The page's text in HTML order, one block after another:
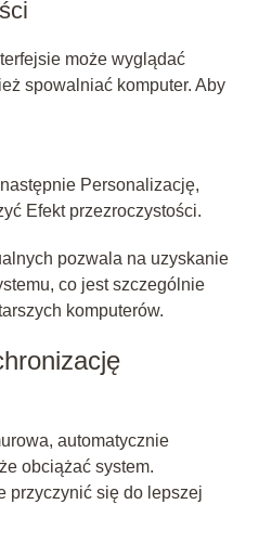
może wyglądać
spowalniać komputer. Aby
Personalizację,
Efekt przezroczystości.
pozwala na uzyskanie
co jest szczególnie
komputerów.
automatycznie
obciążać system.
przyczynić się do lepszej